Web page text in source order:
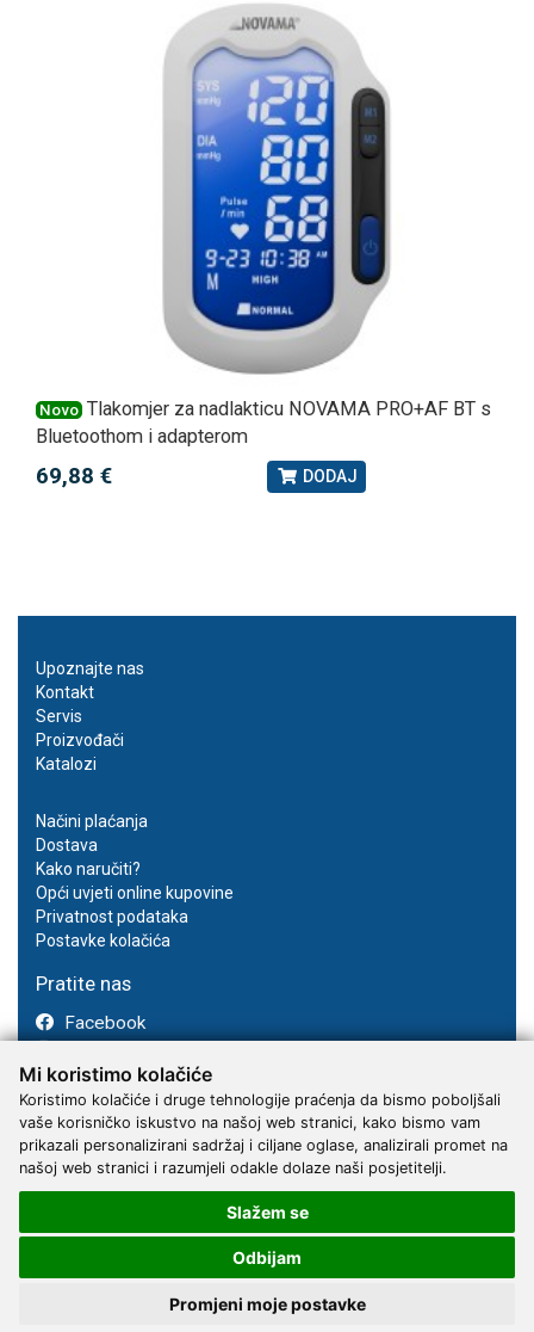
Mi koristimo kolačiće
Koristimo kolačiće i druge tehnologije praćenja da bismo poboljšali
vaše korisničko iskustvo na našoj web stranici, kako bismo vam
prikazali personalizirani sadržaj i ciljane oglase, analizirali promet na
našoj web stranici i razumjeli odakle dolaze naši posjetitelji.
Slažem se
Odbijam
Promjeni moje postavke
Novo Tlakomjer za nadlakticu NOVAMA PRO+AF BT s
Bluetoothom i adapterom
69,88 € DODAJ
Upoznajte nas
Kontakt
Servis
Proizvođači
Katalozi
Načini plaćanja
Dostava
Kako naručiti?
Opći uvjeti online kupovine
Privatnost podataka
Postavke kolačića
Pratite nas
Facebook
Youtube
2017 - 2026 © Kvantum-tim d.o.o.